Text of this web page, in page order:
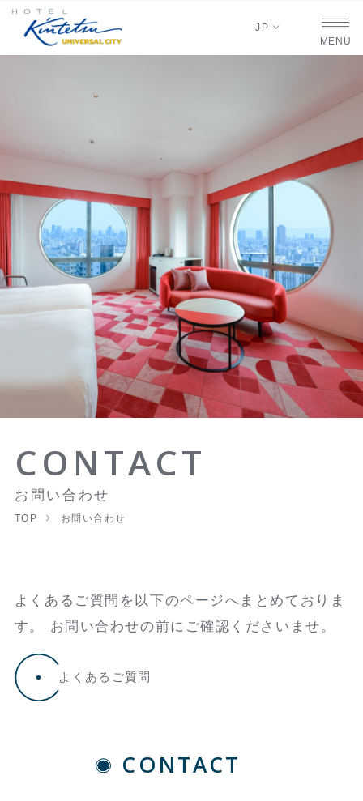
JP
MENU
CONTACT
お問い合わせ
TOP お問い合わせ
よくあるご質問を以下のページへまとめておりま
す。 お問い合わせの前にご確認くださいませ。
よくあるご質問
CONTACT